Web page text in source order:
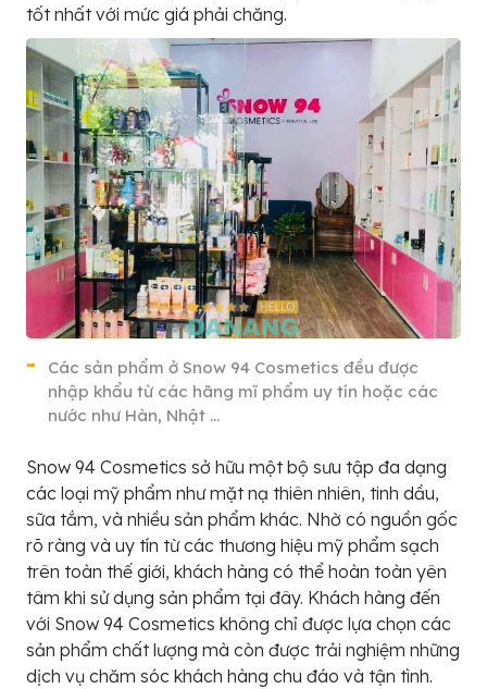
tốt nhất với mức giá phải chăng.
Các sản phẩm ở Snow 94 Cosmetics đều được
nhập khẩu từ các hãng mĩ phẩm uy tín hoặc các
nước như Hàn, Nhật …
Snow 94 Cosmetics sở hữu một bộ sưu tập đa dạng
các loại mỹ phẩm như mặt nạ thiên nhiên, tinh dầu,
sữa tắm, và nhiều sản phẩm khác. Nhờ có nguồn gốc
rõ ràng và uy tín từ các thương hiệu mỹ phẩm sạch
trên toàn thế giới, khách hàng có thể hoàn toàn yên
tâm khi sử dụng sản phẩm tại đây. Khách hàng đến
với Snow 94 Cosmetics không chỉ được lựa chọn các
sản phẩm chất lượng mà còn được trải nghiệm những
dịch vụ chăm sóc khách hàng chu đáo và tận tình.